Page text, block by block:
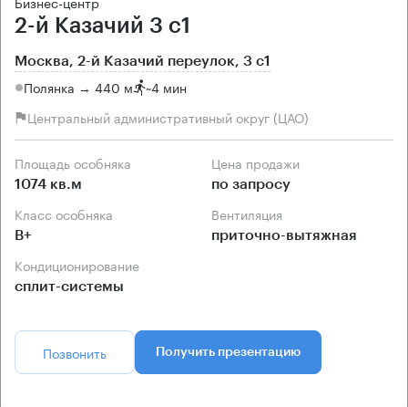
2-й Казачий 3 с1
Москва, 2-й Казачий переулок, 3 с1
Полянка → 440 м ~4 мин
Центральный административный округ (ЦАО)
Площадь особняка
1074 кв.м
Цена продажи
по запросу
Класс особняка
B+
Вентиляция
приточно-вытяжная
Кондиционирование
сплит-системы
Позвонить Получить презентацию